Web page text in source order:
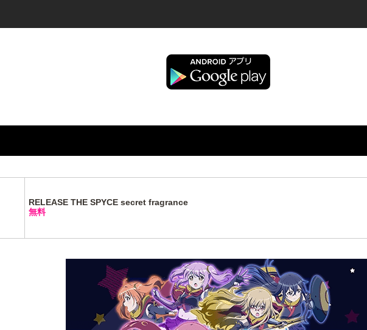
RELEASE THE SPYCE secret fragrance
無料